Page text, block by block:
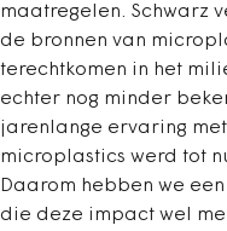
maatregelen. Schwarz
de bronnen van
terechtkomen in het
echter nog minder
jarenlange ervaring
microplastics werd tot
Daarom hebben we
die deze impact wel